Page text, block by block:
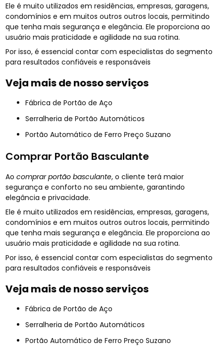
Ele é muito utilizados em residências, empresas, garagens,
condomínios e em muitos outros outros locais, permitindo
que tenha mais segurança e elegância. Ele proporciona ao
usuário mais praticidade e agilidade na sua rotina.
Por isso, é essencial contar com especialistas do segmento
para resultados confiáveis e responsáveis
Veja mais de nosso serviços
Fábrica de Portão de Aço
Serralheria de Portão Automáticos
Portão Automático de Ferro Preço Suzano
Comprar Portão Basculante
Aocomprar portão basculante, o cliente terá maior
segurança e conforto no seu ambiente, garantindo
elegância e privacidade.
Ele é muito utilizados em residências, empresas, garagens,
condomínios e em muitos outros outros locais, permitindo
que tenha mais segurança e elegância. Ele proporciona ao
usuário mais praticidade e agilidade na sua rotina.
Por isso, é essencial contar com especialistas do segmento
para resultados confiáveis e responsáveis
Veja mais de nosso serviços
Fábrica de Portão de Aço
Serralheria de Portão Automáticos
Portão Automático de Ferro Preço Suzano